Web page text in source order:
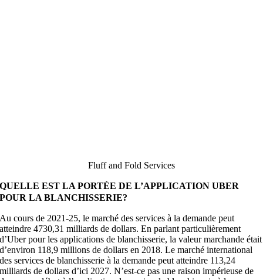
Fluff and Fold Services
QUELLE EST LA PORTÉE DE L’APPLICATION UBER
POUR LA BLANCHISSERIE?
Au cours de 2021-25, le marché des services à la demande peut
atteindre 4730,31 milliards de dollars. En parlant particulièrement
d’Uber pour les applications de blanchisserie, la valeur marchande était
d’environ 118,9 millions de dollars en 2018. Le marché international
des services de blanchisserie à la demande peut atteindre 113,24
milliards de dollars d’ici 2027. N’est-ce pas une raison impérieuse de